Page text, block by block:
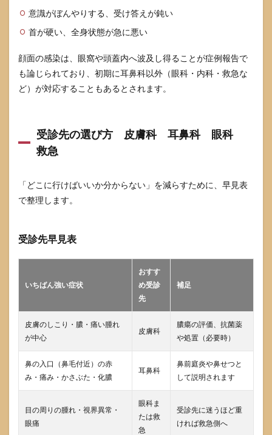
意識がぼんやりする、受け答えが鈍い
首が硬い、全身状態が急に悪い
顔面の感染は、眼窩や頭蓋内へ波及し得ることが症例報告で
も論じられており、初期に耳鼻科以外（眼科・内科・救急な
ど）が対応することもあるとされます。
受診先の選び方 皮膚科 耳鼻科 眼科
救急
「どこに行けばいいか分からない」を減らすために、早見表
で整理します。
受診先早見表
いちばん強い症状
おすす
め受診
先
補足
皮膚のしこり・膿・痛い腫れ
が中心
皮膚科
膿瘍の評価、抗菌薬
や処置（必要時）
鼻の入口（鼻毛付近）の赤
み・痛み・かさぶた・化膿
耳鼻科
鼻前庭炎や鼻せつと
して説明されます
目の周りの腫れ・視界異常・
眼痛
眼科ま
たは救
急
受診先に迷うほど重
ければ救急側へ